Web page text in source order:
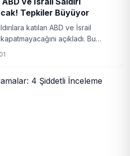
Tepkiler Büyüyor
katılan ABD ve İsrail
açıkladı. Bu